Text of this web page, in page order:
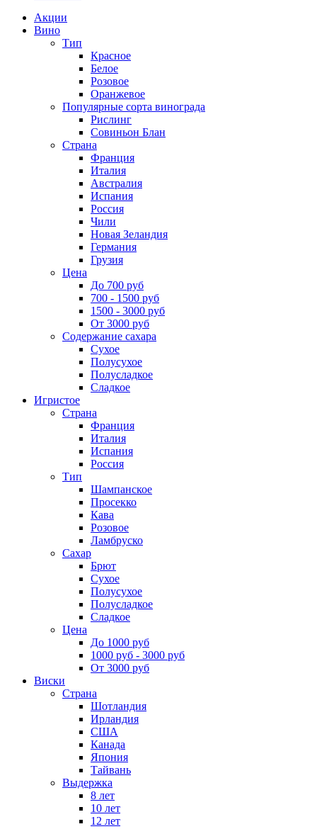
Акции
Вино
Тип
Красное
Белое
Розовое
Оранжевое
Популярные сорта винограда
Рислинг
Совиньон Блан
Страна
Франция
Италия
Австралия
Испания
Россия
Чили
Новая Зеландия
Германия
Грузия
Цена
До 700 руб
700 - 1500 руб
1500 - 3000 руб
От 3000 руб
Содержание сахара
Сухое
Полусухое
Полусладкое
Сладкое
Игристое
Страна
Франция
Италия
Испания
Россия
Тип
Шампанское
Просекко
Кава
Розовое
Ламбруско
Сахар
Брют
Сухое
Полусухое
Полусладкое
Сладкое
Цена
До 1000 руб
1000 руб - 3000 руб
От 3000 руб
Виски
Страна
Шотландия
Ирландия
США
Канада
Япония
Тайвань
Выдержка
8 лет
10 лет
12 лет